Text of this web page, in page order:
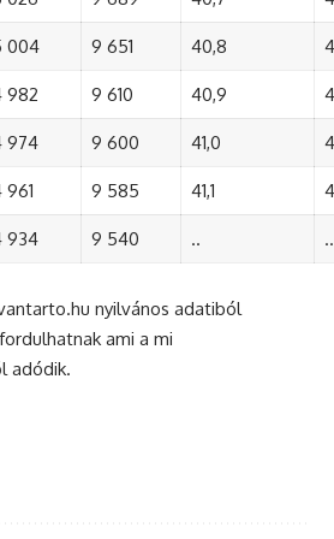
004 9 651 40,8
982 9 610 40,9
974 9 600 41,0
961 9 585 41,1
934 9 540 .. ..
nyilvános adatiból
ami a mi
adódik.